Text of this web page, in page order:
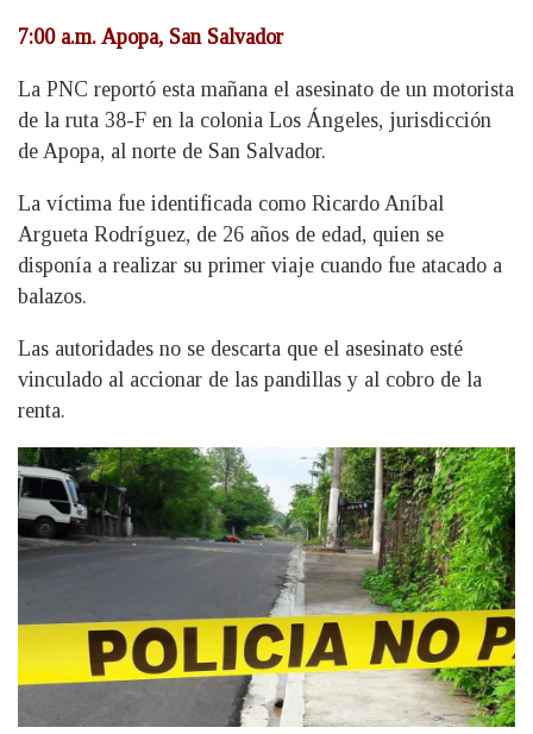
7:00 a.m. Apopa, San Salvador
La PNC reportó esta mañana el asesinato de un motorista
de la ruta 38-F en la colonia Los Ángeles, jurisdicción
de Apopa, al norte de San Salvador.
La víctima fue identificada como Ricardo Aníbal
Argueta Rodríguez, de 26 años de edad, quien se
disponía a realizar su primer viaje cuando fue atacado a
balazos.
Las autoridades no se descarta que el asesinato esté
vinculado al accionar de las pandillas y al cobro de la
renta.